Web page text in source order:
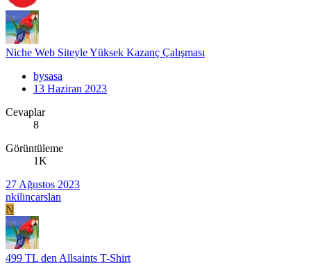
Niche Web Siteyle Yüksek Kazanç Çalışması
bysasa
13 Haziran 2023
Cevaplar
8
Görüntüleme
1K
27 Ağustos 2023
nkilincarslan
N
499 TL den Allsaints T-Shirt